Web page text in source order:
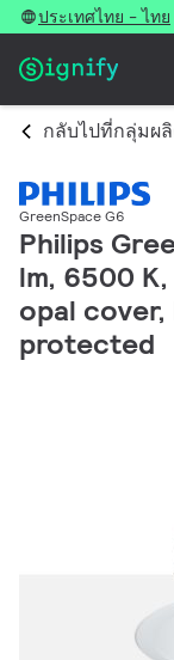
ประเทศไทย - ไทย
กลับไปที่กลุ่มผ
GreenSpace G6
Philips
lm, 6500
opal
protected